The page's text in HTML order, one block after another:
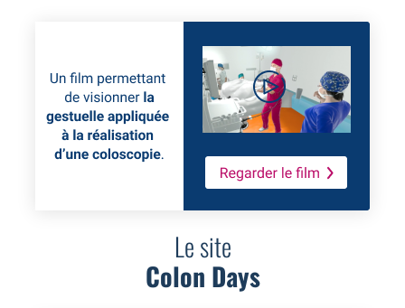
Le site
Colon Days